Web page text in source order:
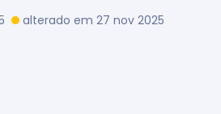
alterado em 27 nov 2025